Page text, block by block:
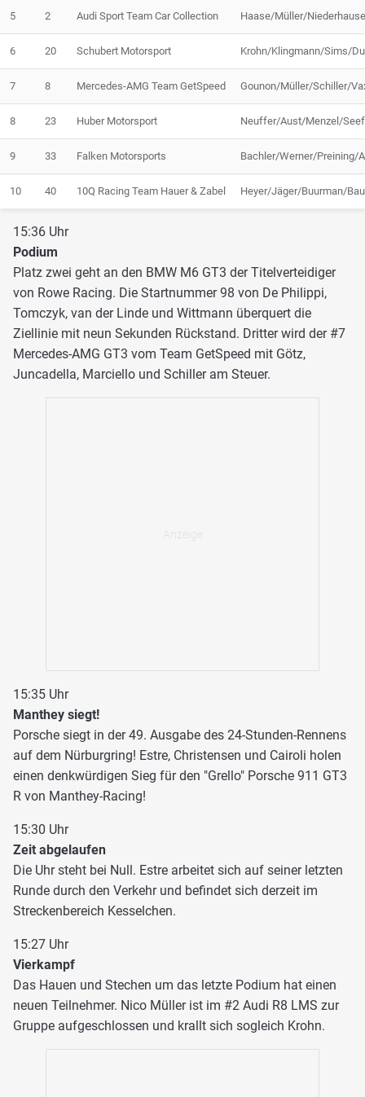
5 2 Audi Sport Team Car Collection Haase/Müller/
6 20 Schubert Motorsport Krohn/Klingmann/Sims/
7 8 Mercedes-AMG Team GetSpeed Gounon/Müller/Schiller/
8 23 Huber Motorsport Neuffer/Aust/Menzel/
9 33 Falken Motorsports Bachler/Werner/Preining/
10 40 10Q Racing Team Hauer & Zabel Heyer/Jäger/Buurman/
15:36 Uhr
Podium
Platz zwei geht an den BMW M6 GT3 der Titelverteidiger
von Rowe Racing. Die Startnummer 98 von De Philippi,
Tomczyk, van der Linde und Wittmann überquert die
Ziellinie mit neun Sekunden Rückstand. Dritter wird der #7
Mercedes-AMG GT3 vom Team GetSpeed mit Götz,
Juncadella, Marciello und Schiller am Steuer.
15:35 Uhr
Manthey siegt!
Porsche siegt in der 49. Ausgabe des 24-Stunden-Rennens
auf dem Nürburgring! Estre, Christensen und Cairoli holen
einen denkwürdigen Sieg für den "Grello" Porsche 911 GT3
R von Manthey-Racing!
15:30 Uhr
Zeit abgelaufen
Die Uhr steht bei Null. Estre arbeitet sich auf seiner letzten
Runde durch den Verkehr und befindet sich derzeit im
Streckenbereich Kesselchen.
15:27 Uhr
Vierkampf
Das Hauen und Stechen um das letzte Podium hat einen
neuen Teilnehmer. Nico Müller ist im #2 Audi R8 LMS zur
Gruppe aufgeschlossen und krallt sich sogleich Krohn.